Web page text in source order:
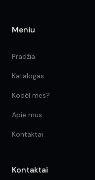
Meniu
Pradžia
Katalogas
Kodėl mes?
Apie mus
Kontaktai
Kontaktai